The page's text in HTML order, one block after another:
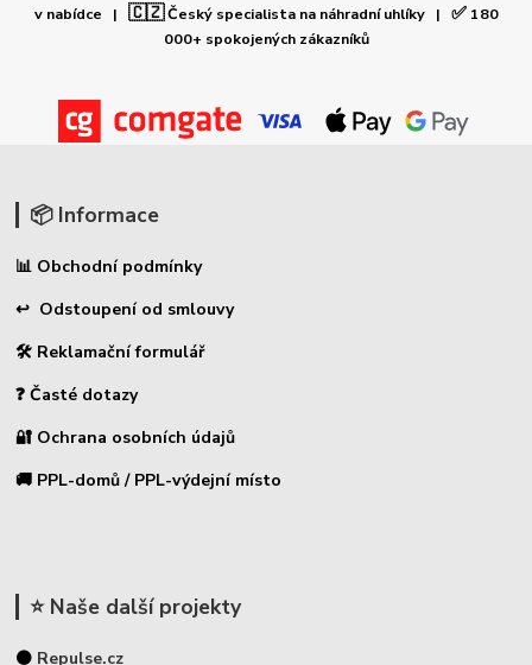
v nabídce | 🇨🇿Český specialista na náhradní uhlíky | ✅180
000+ spokojených zákazníků
📦 Informace
📊 Obchodní podmínky
↩ Odstoupení od smlouvy
🛠 Reklamační formulář
❓ Časté dotazy
🔐 Ochrana osobních údajů
🚚 PPL-domů / PPL-výdejní místo
⭐ Naše další projekty
⚫ Repulse.cz